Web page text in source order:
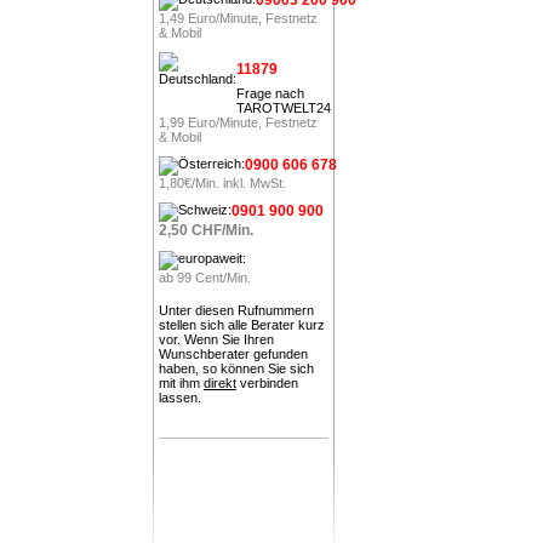
1,49 Euro/Minute, Festnetz
& Mobil
11879
Frage nach
TAROTWELT24
1,99 Euro/Minute, Festnetz
& Mobil
0900 606 678
1,80€/Min. inkl. MwSt.
0901 900 900
2,50 CHF/Min.
ab 99 Cent/Min.
Unter diesen Rufnummern
stellen sich alle Berater kurz
vor. Wenn Sie Ihren
Wunschberater gefunden
haben, so können Sie sich
mit ihm direkt verbinden
lassen.